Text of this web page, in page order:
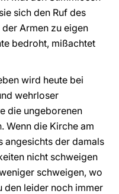
sich den Ruf des
Armen zu eigen
bedroht, mißachtet
wird heute bei
wehrloser
die ungeborenen
Wenn die Kirche am
angesichts der damals
nicht schweigen
schweigen, wo
den leider noch immer